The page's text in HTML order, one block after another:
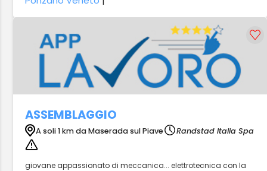
ASSEMBLAGGIO
A soli 1 km da Maserada sul Piave Randstad Italia Spa
giovane appassionato di meccanica... elettrotecnica con la